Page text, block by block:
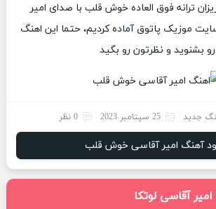
ترانه فوق العاده خوش قلب با صدای امیر
موزیک پاتوق آماده کردیم، حتما این اهنگ
رو بشنوید و نظرتون رو بگید
جدید 25 سپتامبر 2023 0 نظر
آهنگ امیر آقاسی خوش قلب
آقاسی لوتکا